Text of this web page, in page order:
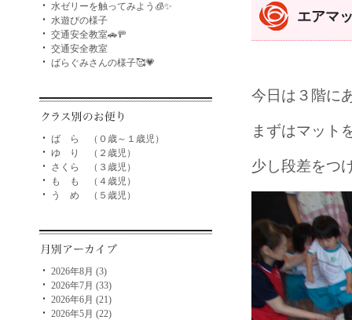
水ゼリーを触ってみよう🧊✨
水遊びの様子
交通安全教室🚗🚥
交通安全教室
ばらぐみさんの様子🥰💗
ば ら （０歳～１歳児）
ゆ り （２歳児）
さくら （３歳児）
も も （４歳児）
う め （５歳児）
2026年8月 (3)
2026年7月 (33)
2026年6月 (21)
2026年5月 (22)
エアマ
今日は３階に
まずはマット
少し段差をつ